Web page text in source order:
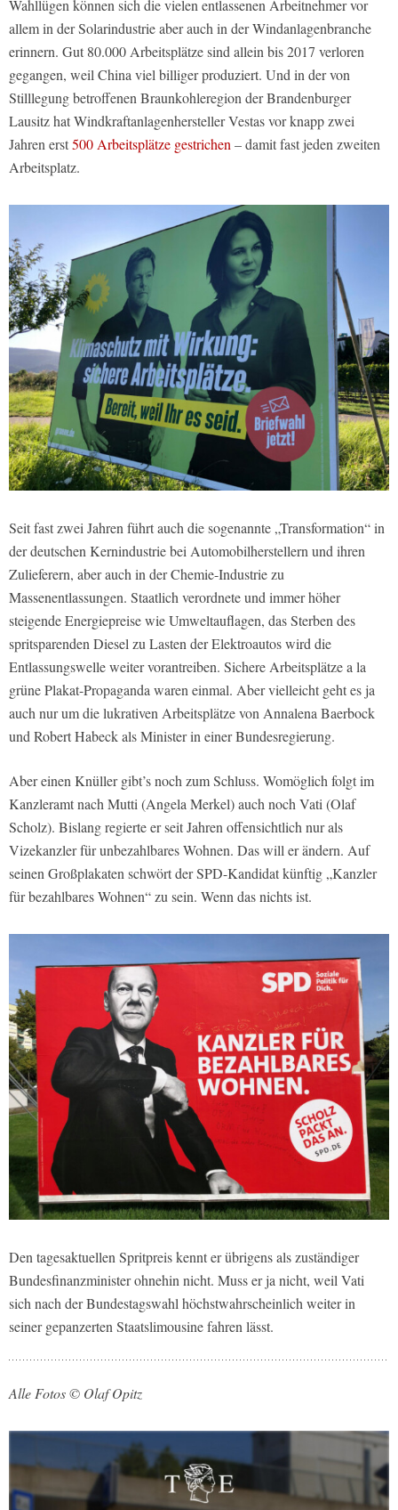
Wahllügen können sich die vielen entlassenen Arbeitnehmer vor
allem in der Solarindustrie aber auch in der Windanlagenbranche
erinnern. Gut 80.000 Arbeitsplätze sind allein bis 2017 verloren
gegangen, weil China viel billiger produziert. Und in der von
Stilllegung betroffenen Braunkohleregion der Brandenburger
Lausitz hat Windkraftanlagenhersteller Vestas vor knapp zwei
Jahren erst500 Arbeitsplätze gestrichen – damit fast jeden zweiten
Arbeitsplatz.
Seit fast zwei Jahren führt auch die sogenannte „Transformation“ in
der deutschen Kernindustrie bei Automobilherstellern und ihren
Zulieferern, aber auch in der Chemie-Industrie zu
Massenentlassungen. Staatlich verordnete und immer höher
steigende Energiepreise wie Umweltauflagen, das Sterben des
spritsparenden Diesel zu Lasten der Elektroautos wird die
Entlassungswelle weiter vorantreiben. Sichere Arbeitsplätze a la
grüne Plakat-Propaganda waren einmal. Aber vielleicht geht es ja
auch nur um die lukrativen Arbeitsplätze von Annalena Baerbock
und Robert Habeck als Minister in einer Bundesregierung.
Aber einen Knüller gibt’s noch zum Schluss. Womöglich folgt im
Kanzleramt nach Mutti (Angela Merkel) auch noch Vati (Olaf
Scholz). Bislang regierte er seit Jahren offensichtlich nur als
Vizekanzler für unbezahlbares Wohnen. Das will er ändern. Auf
seinen Großplakaten schwört der SPD-Kandidat künftig „Kanzler
für bezahlbares Wohnen“ zu sein. Wenn das nichts ist.
Den tagesaktuellen Spritpreis kennt er übrigens als zuständiger
Bundesfinanzminister ohnehin nicht. Muss er ja nicht, weil Vati
sich nach der Bundestagswahl höchstwahrscheinlich weiter in
seiner gepanzerten Staatslimousine fahren lässt.
Alle Fotos © Olaf Opitz